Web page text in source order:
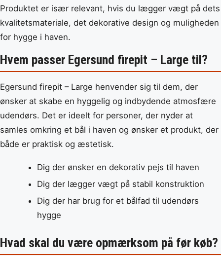
Produktet er især relevant, hvis du lægger vægt på dets
kvalitetsmateriale, det dekorative design og muligheden
for hygge i haven.
Hvem passer Egersund firepit – Large til?
Egersund firepit – Large henvender sig til dem, der
ønsker at skabe en hyggelig og indbydende atmosfære
udendørs. Det er ideelt for personer, der nyder at
samles omkring et bål i haven og ønsker et produkt, der
både er praktisk og æstetisk.
Dig der ønsker en dekorativ pejs til haven
Dig der lægger vægt på stabil konstruktion
Dig der har brug for et bålfad til udendørs
hygge
Hvad skal du være opmærksom på før køb?